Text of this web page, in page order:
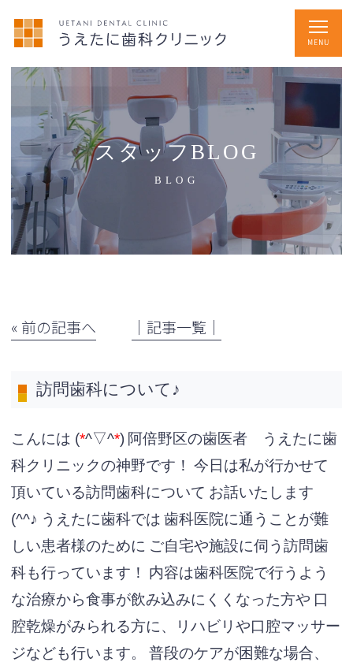
スタッフBLOG
BLOG
« 前の記事へ │記事一覧│
訪問歯科について♪
こんには (*^▽^*) 阿倍野区の歯医者 うえたに歯
科クリニックの神野です！ 今日は私が行かせて
頂いている訪問歯科について お話いたします
(^^♪ うえたに歯科では 歯科医院に通うことが難
しい患者様のために ご自宅や施設に伺う訪問歯
科も行っています！
内容は歯科医院で行うよう
な治療から食事が飲み込みにくくなった方や 口
腔乾燥がみられる方に、リハビリや口腔マッサー
ジなども行います。
普段のケアが困難な場合、